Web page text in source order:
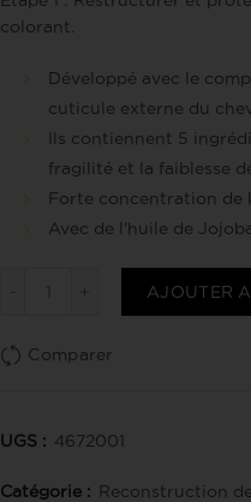
colorant.
Développé avec le
cuticule externe du
Ils contiennent 5
fragilité et la faiblesse
Forte concentration de
Avec de l'huile de
AJOUTER
Comparer
UGS : 4672001
Catégorie : Reconstruction